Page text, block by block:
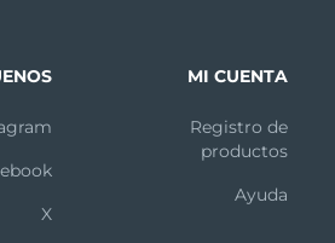
X
MI CUENTA
Registro de
productos
Ayuda